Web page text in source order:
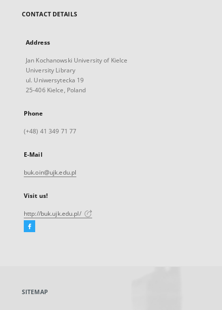
CONTACT DETAILS
Address
Jan Kochanowski University of Kielce
University Library
ul. Uniwersytecka 19
25-406 Kielce, Poland
Phone
(+48) 41 349 71 77
E-Mail
buk.oin@ujk.edu.pl
Visit us!
http://buk.ujk.edu.pl/
Facebook
new
SITEMAP